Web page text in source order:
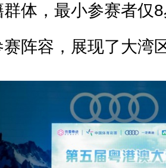
群体，最小参赛者仅
赛阵容，展现了大湾